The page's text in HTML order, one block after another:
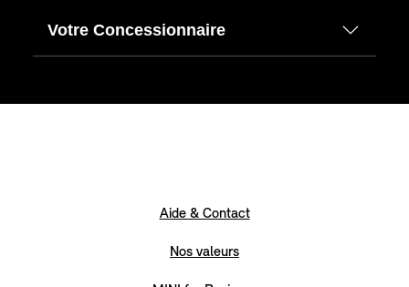
Votre Concessionnaire
Aide & Contact
Nos valeurs